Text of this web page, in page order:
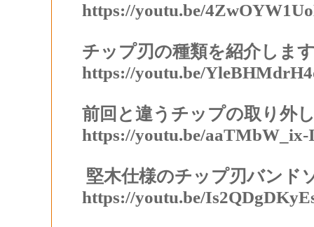
https://youtu.be/
チップ刃の種類を紹介しま
https://youtu.be/
前回と違うチップの取り外
https://youtu.be/aaTMbW_ix-
堅木仕様のチップ刃バンド
https://youtu.be/